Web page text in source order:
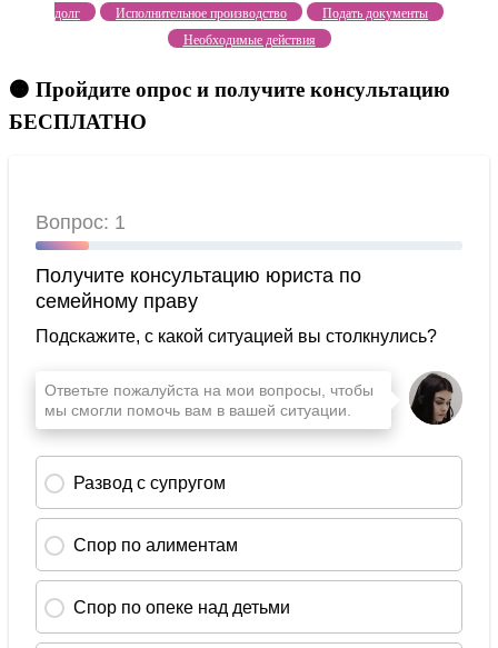
долг
Исполнительное производство
Подать документы
Необходимые действия
🟠 Пройдите опрос и получите консультацию
БЕСПЛАТНО